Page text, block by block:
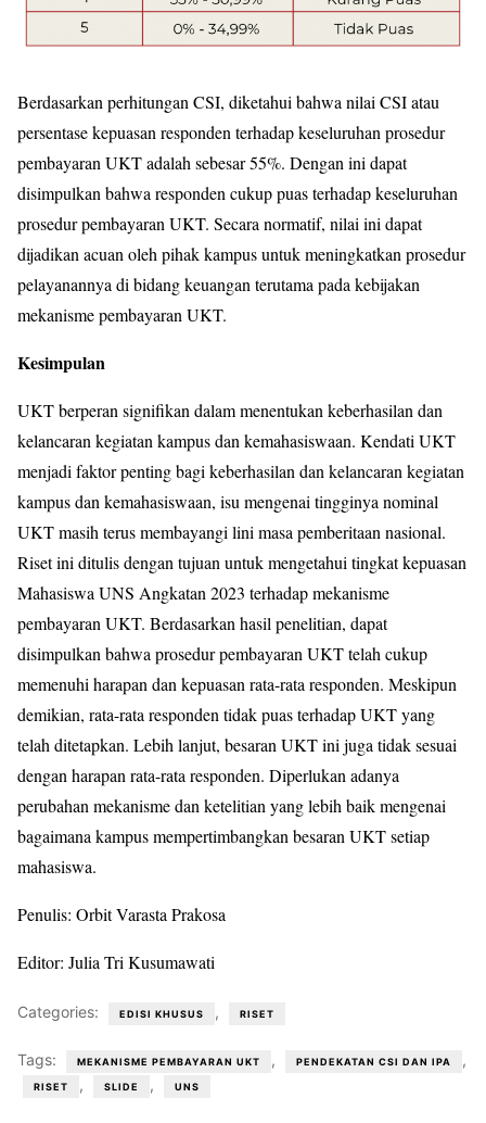
Berdasarkan perhitungan CSI, diketahui bahwa nilai CSI atau
persentase kepuasan responden terhadap keseluruhan prosedur
pembayaran UKT adalah sebesar 55%. Dengan ini dapat
disimpulkan bahwa responden cukup puas terhadap keseluruhan
prosedur pembayaran UKT. Secara normatif, nilai ini dapat
dijadikan acuan oleh pihak kampus untuk meningkatkan prosedur
pelayanannya di bidang keuangan terutama pada kebijakan
mekanisme pembayaran UKT.
Kesimpulan
UKT berperan signifikan dalam menentukan keberhasilan dan
kelancaran kegiatan kampus dan kemahasiswaan. Kendati UKT
menjadi faktor penting bagi keberhasilan dan kelancaran kegiatan
kampus dan kemahasiswaan, isu mengenai tingginya nominal
UKT masih terus membayangi lini masa pemberitaan nasional.
Riset ini ditulis dengan tujuan untuk mengetahui tingkat kepuasan
Mahasiswa UNS Angkatan 2023 terhadap mekanisme
pembayaran UKT. Berdasarkan hasil penelitian, dapat
disimpulkan bahwa prosedur pembayaran UKT telah cukup
memenuhi harapan dan kepuasan rata-rata responden. Meskipun
demikian, rata-rata responden tidak puas terhadap UKT yang
telah ditetapkan. Lebih lanjut, besaran UKT ini juga tidak sesuai
dengan harapan rata-rata responden. Diperlukan adanya
perubahan mekanisme dan ketelitian yang lebih baik mengenai
bagaimana kampus mempertimbangkan besaran UKT setiap
mahasiswa.
Penulis: Orbit Varasta Prakosa
Editor: Julia Tri Kusumawati
Categories: EDISI KHUSUS , RISET
Tags: MEKANISME PEMBAYARAN UKT , PENDEKATAN CSI DAN IPA ,
RISET , SLIDE , UNS